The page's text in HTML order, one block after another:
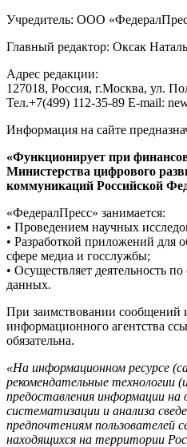
Учредитель: ООО
Главный редактор: Оксак
Адрес редакции:
127018, Россия, г.Москва, ул.
Тел.+7(499) 112-35-89 E-mail:
Информация на сайте
«Функционирует при
Министерства цифрового
коммуникаций Российской
«ФедералПресс» занимается:
• Проведением научных
• Разработкой приложений для
сфере медиа и госслужбы;
• Осуществляет деятельность
данных.
При заимствовании сообщений
информационного агентства
обязательна.
«На информационном ресурсе
рекомендательные технологии
предоставления информации на
систематизации и анализа
предпочтениям пользователей
находящихся на территории